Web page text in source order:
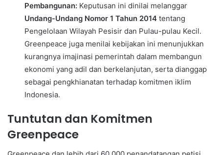
Pembangunan: Keputusan ini dinilai melanggar
Undang-Undang Nomor 1 Tahun 2014 tentang
Pengelolaan Wilayah Pesisir dan Pulau-pulau Kecil.
Greenpeace juga menilai kebijakan ini menunjukkan
kurangnya imajinasi pemerintah dalam membangun
ekonomi yang adil dan berkelanjutan, serta dianggap
sebagai pengkhianatan terhadap komitmen iklim
Indonesia.
Tuntutan dan Komitmen
Greenpeace